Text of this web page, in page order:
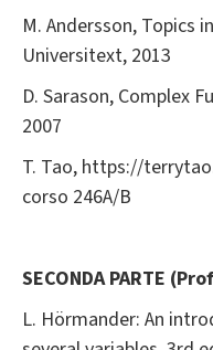
M. Andersson, Topics
Universitext, 2013
D. Sarason, Complex
2007
T. Tao, https://
corso 246A/B
SECONDA PARTE
L. Hörmander: An